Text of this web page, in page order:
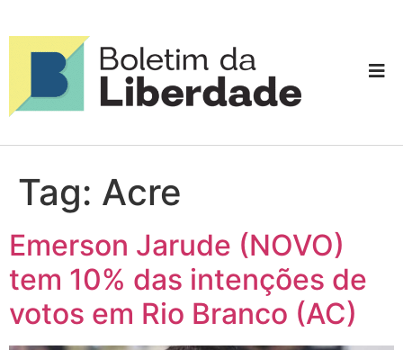
Tag: Acre
Emerson Jarude (NOVO)
tem 10% das intenções de
votos em Rio Branco (AC)